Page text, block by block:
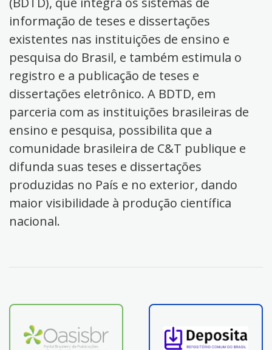
informação de teses e dissertações
existentes nas instituições de ensino e
pesquisa do Brasil, e também estimula o
registro e a publicação de teses e
dissertações eletrônico. A BDTD, em
parceria com as instituições brasileiras de
ensino e pesquisa, possibilita que a
comunidade brasileira de C&T publique e
difunda suas teses e dissertações
produzidas no País e no exterior, dando
maior visibilidade à produção científica
nacional.